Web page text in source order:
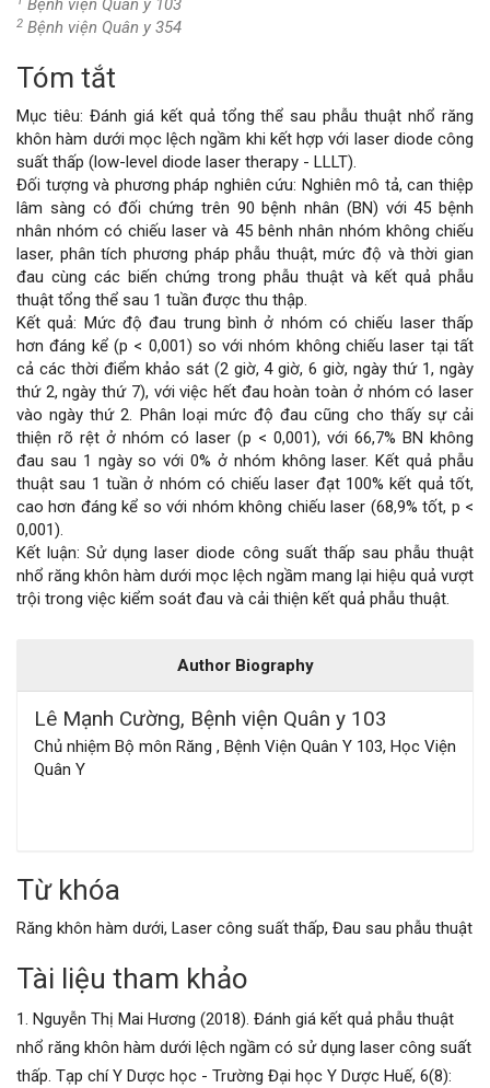
Bệnh viện Quân y 103
2 Bệnh viện Quân y 354
Nội
dung
chính
của
bài
viết
Tóm tắt
Mục tiêu: Đánh giá kết quả tổng thể sau phẫu thuật nhổ răng
khôn hàm dưới mọc lệch ngầm khi kết hợp với laser diode công
suất thấp (low-level diode laser therapy - LLLT).
Đối tượng và phương pháp nghiên cứu: Nghiên mô tả, can thiệp
lâm sàng có đối chứng trên 90 bệnh nhân (BN) với 45 bệnh
nhân nhóm có chiếu laser và 45 bênh nhân nhóm không chiếu
laser, phân tích phương pháp phẫu thuật, mức độ và thời gian
đau cùng các biến chứng trong phẫu thuật và kết quả phẫu
thuật tổng thể sau 1 tuần được thu thập.
Kết quả: Mức độ đau trung bình ở nhóm có chiếu laser thấp
hơn đáng kể (p < 0,001) so với nhóm không chiếu laser tại tất
cả các thời điểm khảo sát (2 giờ, 4 giờ, 6 giờ, ngày thứ 1, ngày
thứ 2, ngày thứ 7), với việc hết đau hoàn toàn ở nhóm có laser
vào ngày thứ 2. Phân loại mức độ đau cũng cho thấy sự cải
thiện rõ rệt ở nhóm có laser (p < 0,001), với 66,7% BN không
đau sau 1 ngày so với 0% ở nhóm không laser. Kết quả phẫu
thuật sau 1 tuần ở nhóm có chiếu laser đạt 100% kết quả tốt,
cao hơn đáng kể so với nhóm không chiếu laser (68,9% tốt, p <
0,001).
Kết luận: Sử dụng laser diode công suất thấp sau phẫu thuật
nhổ răng khôn hàm dưới mọc lệch ngầm mang lại hiệu quả vượt
trội trong việc kiểm soát đau và cải thiện kết quả phẫu thuật.
tiết
bài
Author Biography
Lê Mạnh Cường, Bệnh viện Quân y 103
Chủ nhiệm Bộ môn Răng , Bệnh Viện Quân Y 103, Học Viện
Quân Y
Từ khóa
Răng khôn hàm dưới, Laser công suất thấp, Đau sau phẫu thuật
Tài liệu tham khảo
1. Nguyễn Thị Mai Hương (2018). Đánh giá kết quả phẫu thuật
nhổ răng khôn hàm dưới lệch ngầm có sử dụng laser công suất
thấp. Tạp chí Y Dược học - Trường Đại học Y Dược Huế, 6(8):